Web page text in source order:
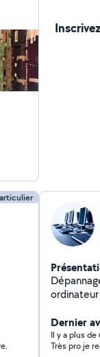
prix.
à
ou d'un
à vos besoins. En parallèle, je
Dernier
Il y a plus de
Très pro je